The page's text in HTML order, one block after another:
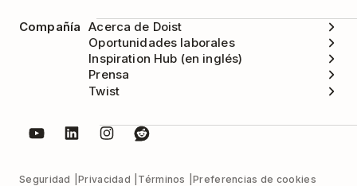
Compañía Acerca de Doist
Oportunidades laborales
Inspiration Hub (en inglés)
Prensa
Twist
Seguridad Privacidad Términos
Preferencias de cookies